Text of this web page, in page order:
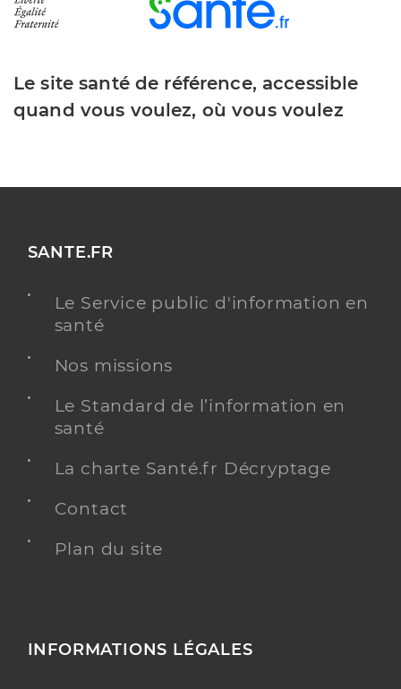
Le site santé de référence, accessible
quand vous voulez, où vous voulez
SANTE.FR
Le Service public d'information en
santé
Nos missions
Le Standard de l’information en
santé
La charte Santé.fr Décryptage
Contact
Plan du site
INFORMATIONS LÉGALES